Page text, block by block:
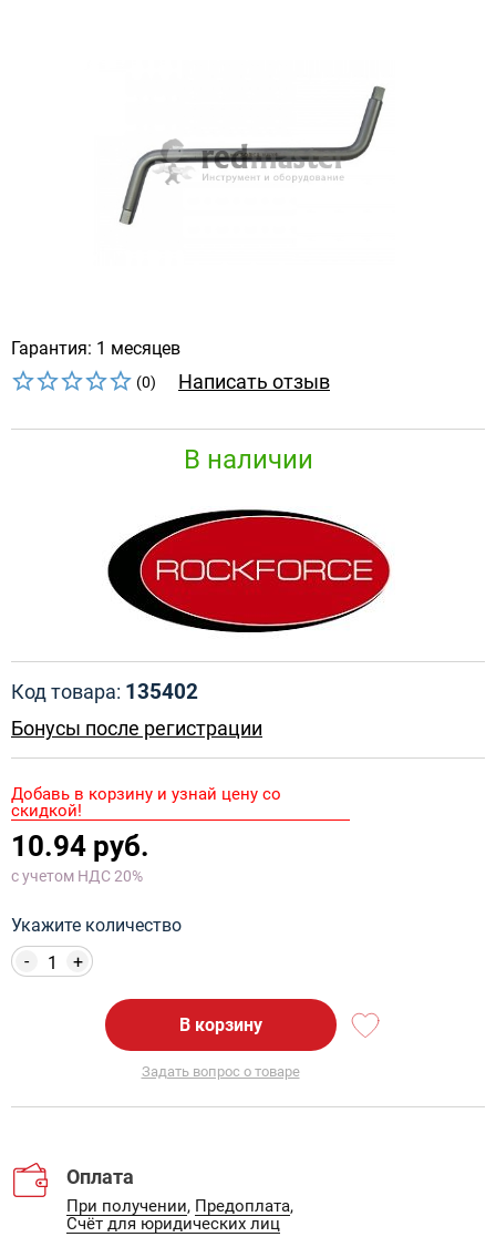
Гарантия: 1 месяцев
(0) Написать отзыв
В наличии
Код товара: 135402
Бонусы после регистрации
Добавь в корзину и узнай цену со
скидкой!
10.94 руб.
с учетом НДС 20%
Укажите количество
+
-
В корзину
Задать вопрос о товаре
Оплата
При получении, Предоплата,
Счёт для юридических лиц